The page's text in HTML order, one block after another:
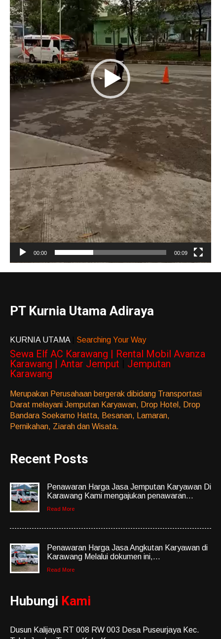
00:00 00:09
PT Kurnia Utama Adiraya
KURNIA UTAMA Searching Your Way
Sewa Elf AC Karawang | Rental Mobil Avanza
Karawang | Antar Jemput
Jemputan
Karawang
Merupakan Perusahaan bergerak dibidang Transportasi
Darat melayani Jemputan Karyawan, Drop Hotel, Drop
Bandara Soekarno Hatta, Besanan, Lamaran,
Pernikahan, Ziarah dan Wisata.
Recent Posts
Penawaran Harga Jasa Jemputan Karyawan Di
Karawang Kami mengajukan penawaran...
Read More
Penawaran Harga Jasa Angkutan Karyawan di
Karawang Melalui dokumen ini,...
Read More
Hubungi Kami
Dusun Kalijaya RT 008 RW 003 Desa Puseurjaya Kec.